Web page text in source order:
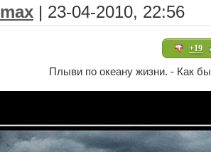
max | 23-04-2010, 22:56
+19
Плыви по океану жизни. - Как